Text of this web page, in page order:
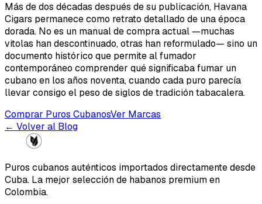
Más de dos décadas después de su publicación, Havana
Cigars permanece como retrato detallado de una época
dorada. No es un manual de compra actual —muchas
vitolas han descontinuado, otras han reformulado— sino un
documento histórico que permite al fumador
contemporáneo comprender qué significaba fumar un
cubano en los años noventa, cuando cada puro parecía
llevar consigo el peso de siglos de tradición tabacalera.
Comprar Puros CubanosVer Marcas
← Volver al Blog
Puros cubanos auténticos importados directamente desde
Cuba. La mejor selección de habanos premium en
Colombia.